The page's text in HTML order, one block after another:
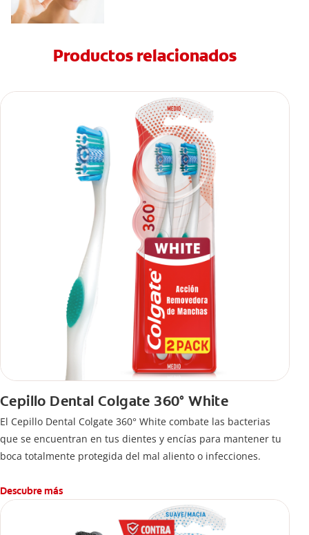
Productos relacionados
Cepillo Dental Colgate 360° White
El Cepillo Dental Colgate 360° White combate las bacterias
que se encuentran en tus dientes y encías para mantener tu
boca totalmente protegida del mal aliento o infecciones.
Descubre más